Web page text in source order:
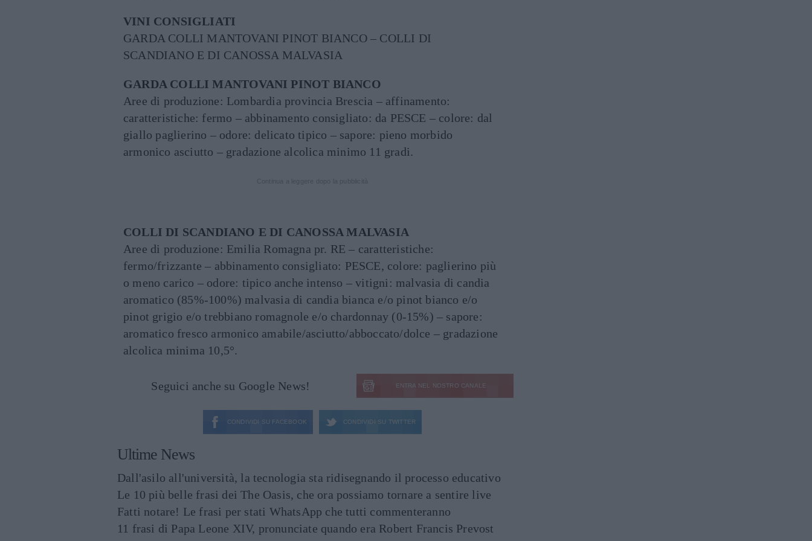
VINI CONSIGLIATI
GARDA COLLI MANTOVANI PINOT BIANCO – COLLI DI
SCANDIANO E DI CANOSSA MALVASIA
GARDA COLLI MANTOVANI PINOT BIANCO
Aree di produzione: Lombardia provincia Brescia – affinamento:
caratteristiche: fermo – abbinamento consigliato: da PESCE – colore: dal
giallo paglierino – odore: delicato tipico – sapore: pieno morbido
armonico asciutto – gradazione alcolica minimo 11 gradi.
COLLI DI SCANDIANO E DI CANOSSA MALVASIA
Aree di produzione: Emilia Romagna pr. RE – caratteristiche:
fermo/frizzante – abbinamento consigliato: PESCE, colore: paglierino più
o meno carico – odore: tipico anche intenso – vitigni: malvasia di candia
aromatico (85%-100%) malvasia di candia bianca e/o pinot bianco e/o
pinot grigio e/o trebbiano romagnole e/o chardonnay (0-15%) – sapore:
aromatico fresco armonico amabile/asciutto/abboccato/dolce – gradazione
alcolica minima 10,5°.
Seguici anche su Google News! ENTRA NEL NOSTRO CANALE
CONDIVIDI SU FACEBOOK CONDIVIDI SU TWITTER
Ultime News
Dall'asilo all'università, la tecnologia sta ridisegnando il processo educativo
Le 10 più belle frasi dei The Oasis, che ora possiamo tornare a sentire live
Fatti notare! Le frasi per stati WhatsApp che tutti commenteranno
11 frasi di Papa Leone XIV, pronunciate quando era Robert Francis Prevost